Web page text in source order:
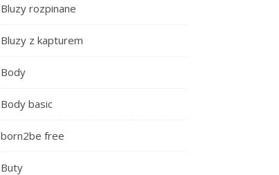
Bluzy rozpinane
Bluzy z kapturem
Body
Body basic
born2be free
Buty